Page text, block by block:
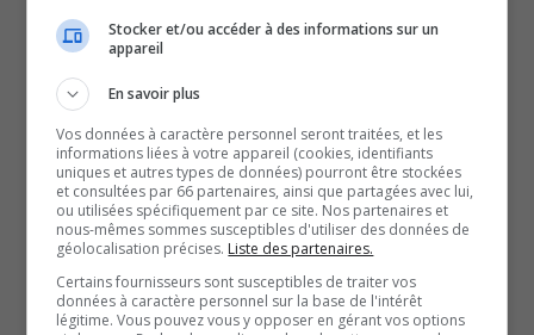
plus accéder au Parc Oméga pour un an et il ne pourra
pas posséder d’arme à feu pour une durée de 10 ans.
Le juge dans cette affaire qualifie ce crime de très grave.
son client reconnait ses torts.
« Je crois que d’éviter un procès, de plaider coupable, de
reconnaître sa culpabilité, surtout quand on parle de faits
qui sont assez accablants côté élément de la preuve,
force de la preuve. Donc, monsieur reconnaît sa
culpabilité amplement et je crois que la peine est méritée
Stocker et/ou accéder à des informations sur un
appareil
En savoir plus
Vos données à caractère personnel seront traitées, et les
informations liées à votre appareil (cookies, identifiants
uniques et autres types de données) pourront être stockées
et consultées par 66 partenaires, ainsi que partagées avec lui,
ou utilisées spécifiquement par ce site. Nos partenaires et
nous-mêmes sommes susceptibles d'utiliser des données de
géolocalisation précises. Liste des partenaires.
Certains fournisseurs sont susceptibles de traiter vos
données à caractère personnel sur la base de l'intérêt
légitime. Vous pouvez vous y opposer en gérant vos options